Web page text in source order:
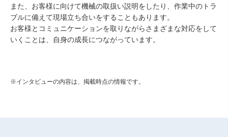
また、お客様に向けて機械の取扱い説明をしたり、作業中のトラ
ブルに備えて現場立ち合いをすることもあります。
お客様とコミュニケーションを取りながらさまざまな対応をして
いくことは、自身の成長につながっています。
※インタビューの内容は、掲載時点の情報です。